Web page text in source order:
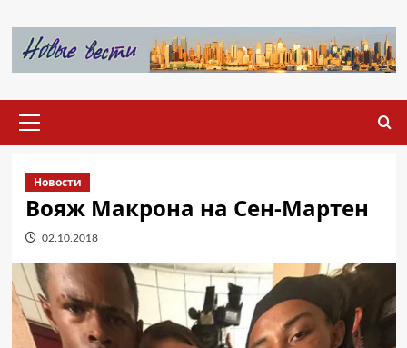
содержимому
меню
Новости
Вояж Макрона на Сен-Мартен
02.10.2018